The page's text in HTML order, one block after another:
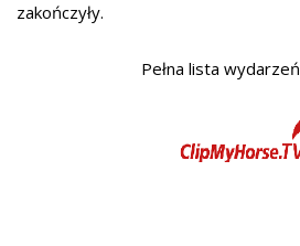
zakończyły.
Pełna lista wydarzeń